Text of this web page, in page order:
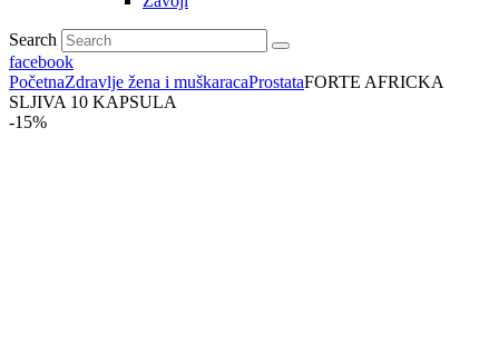
Search
facebook
PočetnaZdravlje žena i muškaracaProstataFORTE AFRICKA
SLJIVA 10 KAPSULA
-15%